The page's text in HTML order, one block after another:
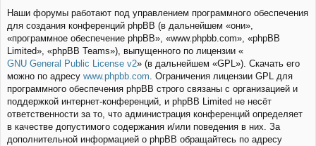
Наши форумы работают под управлением программного обеспечения
для создания конференций phpBB (в дальнейшем «они»,
«программное обеспечение phpBB», «www.phpbb.com», «phpBB
Limited», «phpBB Teams»), выпущенного по лицензии «
GNU General Public License v2» (в дальнейшем «GPL»). Скачать его
можно по адресу www.phpbb.com. Ограничения лицензии GPL для
программного обеспечения phpBB строго связаны с организацией и
поддержкой интернет-конференций, и phpBB Limited не несёт
ответственности за то, что администрация конференций определяет
в качестве допустимого содержания и/или поведения в них. За
дополнительной информацией о phpBB обращайтесь по адресу